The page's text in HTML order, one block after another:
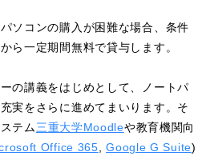
ソコンの購入が困難な場合、条件
ら一定期間無料で貸与します。
の講義をはじめとして、ノートパ
実をさらに進めてまいります。そ
テム三重大学Moodleや教育機関向
Office 365 ,Google G Suite)